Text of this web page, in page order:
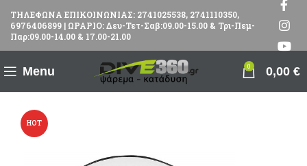
ΤΗΛΕΦΩΝΑ ΕΠΙΚΟΙΝΩΝΙΑΣ: 2741025538, 2741110350,
6976406899 | ΩΡΑΡΙΟ: Δευ-Τετ-Σαβ:09.00-15.00 & Τρι-Πεμ-
Παρ:09.00-14.00 & 17.00-21.00
Menu 0 0,00 €
HOT